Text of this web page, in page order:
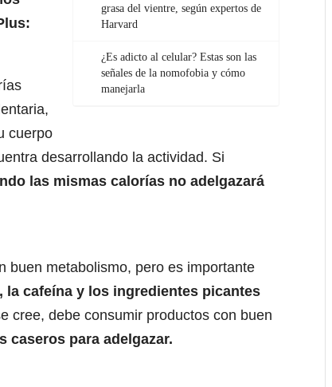
grasa del vientre, según expertos de
Harvard
¿Es adicto al celular? Estas son las
señales de la nomofobia y cómo
manejarla
cuerpo
desarrollando la actividad. Si
las mismas calorías no adelgazará
buen metabolismo, pero es importante
la cafeína y los ingredientes picantes
cree, debe consumir productos con buen
caseros para adelgazar.